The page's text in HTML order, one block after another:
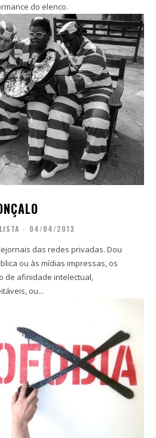
do elenco.
- 04/04/2013
das redes privadas. Dou
ou às mídias impressas, os
de afinidade intelectual,
ou...